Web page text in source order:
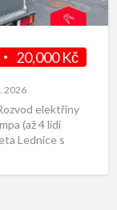
20,000 Kč
2026
elektřiny
(až 4 lidi
Lednice s